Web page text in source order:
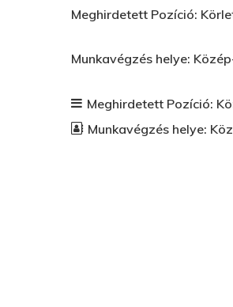
Meghirdetett Pozíció:
Munkavégzés helye:
Meghirdetett Pozíció:
Munkavégzés helye: